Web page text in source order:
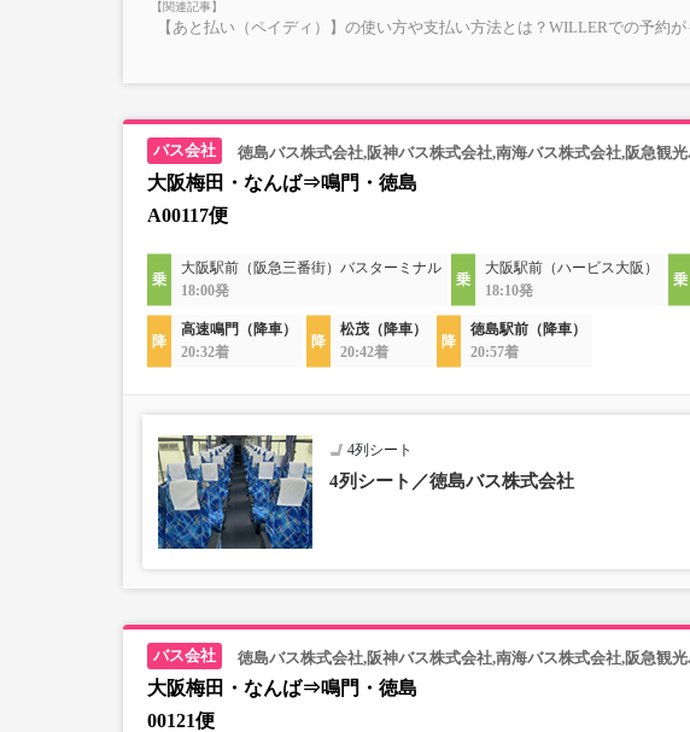
【あと払い（ペイディ）】の使い方や支払い方法とは？WILLERでの予約が
徳島バス株式会社,阪神バス株式会社,南海バス株式会社,阪急観
大阪梅田・なんば⇒鳴門・徳島
A00117便
大阪駅前（阪急三番街）バスターミナル
18:00発
大阪駅前（ハービス大阪）
18:10発
高速鳴門（降車）
20:32着
松茂（降車）
20:42着
徳島駅前（降車）
20:57着
4列シート
4列シート／徳島バス株式会社
徳島バス株式会社,阪神バス株式会社,南海バス株式会社,阪急観
大阪梅田・なんば⇒鳴門・徳島
00121便